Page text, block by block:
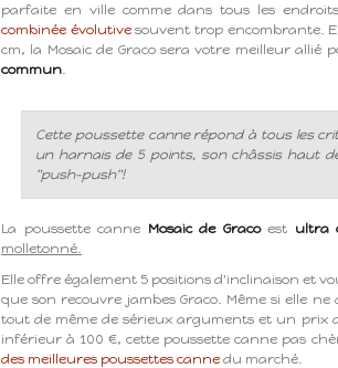
parfaite en ville comme dans tous les
combinée évolutivesouvent trop encombrante.
cm, la Mosaic de Graco sera votre meilleur
commun
Cette poussette canne répond à tous les
un harnais de 5 points, son châssis haut
"push-push"!
La poussette canne Mosaic de Gracoest ultra
molletonné.
Elle offre également 5 positions d'inclinaison et
que son recouvre jambes Graco. Même si elle
tout de même de sérieux arguments et un prix
inférieur à 100 €, cette poussette canne pas
des meilleures poussettes canne du marché.